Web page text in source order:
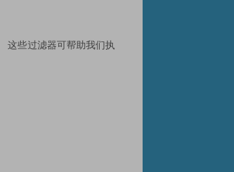
这些过滤器可帮助我们执